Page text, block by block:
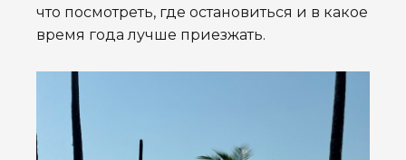
что посмотреть, где остановиться и в какое
время года лучше приезжать.